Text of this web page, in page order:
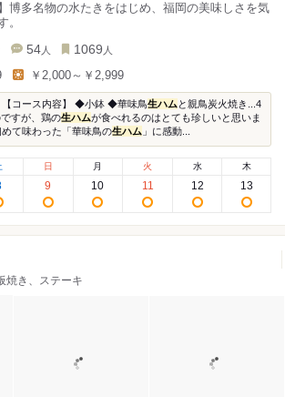
博多名物の水たきをはじめ、福岡の美味しさを気
。
54 人 1069 人
￥2,000～￥2,999
【コース内容】 ◆小鉢 ◆華味鳥生ハム と親鳥炭火焼き...4
すが、鶏の生ハムが食べれるのはとても珍しいと思いま
て味わった「華味鳥の生ハム 」に感動...
日
9
月
10
火
11
水
12
木
13
焼き、ステーキ